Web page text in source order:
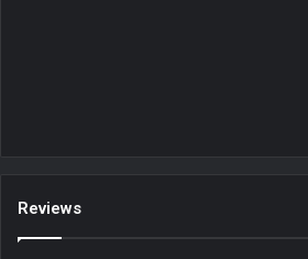
Reviews